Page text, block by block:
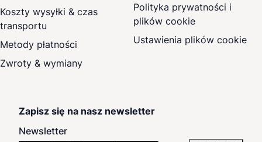
Koszty wysyłki & czas
transportu
Metody płatności
Zwroty & wymiany
Polityka prywatności i
plików cookie
Ustawienia plików cookie
Zapisz się na nasz newsletter
Newsletter